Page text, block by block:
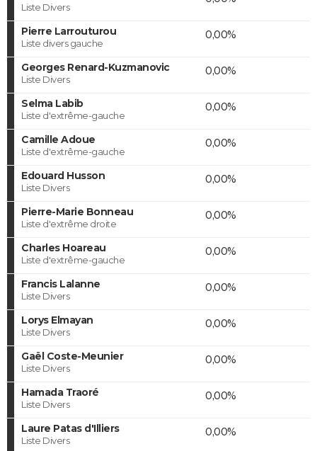
Liste Divers
Pierre Larrouturou
Liste divers gauche
0,00%
Georges Renard-Kuzmanovic
Liste Divers
0,00%
Selma Labib
Liste d'extrême-gauche
0,00%
Camille Adoue
Liste d'extrême-gauche
0,00%
Edouard Husson
Liste Divers
0,00%
Pierre-Marie Bonneau
Liste d'extrême droite
0,00%
Charles Hoareau
Liste d'extrême-gauche
0,00%
Francis Lalanne
Liste Divers
0,00%
Lorys Elmayan
Liste Divers
0,00%
Gaël Coste-Meunier
Liste Divers
0,00%
Hamada Traoré
Liste Divers
0,00%
Laure Patas d'Illiers
Liste Divers
0,00%